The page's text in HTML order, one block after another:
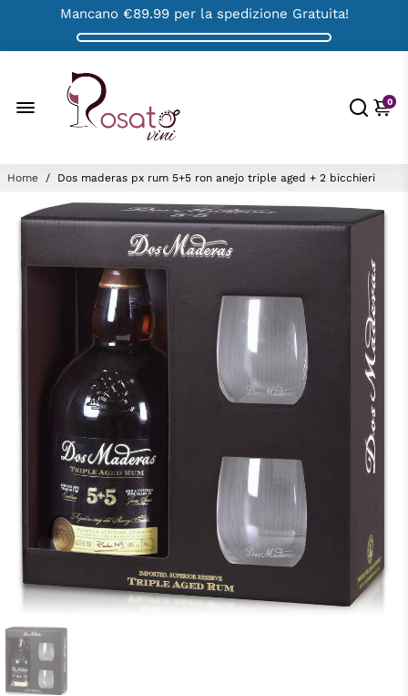
Mancano €89.99per la spedizione Gratuita!
0
Home / Dos maderas px rum 5+5 ron anejo triple aged + 2 bicchieri